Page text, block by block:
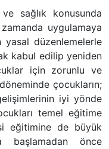
sağlık konusunda
uygulamaya
yasal düzenlemelerle
kabul edilip yeniden
için zorunlu ve
çocukların;
iyi yönde
temel eğitime
eğitimine de büyük
başlamadan önce